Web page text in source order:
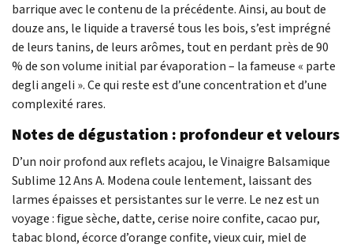
barrique avec le contenu de la précédente. Ainsi, au bout de
douze ans, le liquide a traversé tous les bois, s’est imprégné
de leurs tanins, de leurs arômes, tout en perdant près de 90
% de son volume initial par évaporation – la fameuse « parte
degli angeli ». Ce qui reste est d’une concentration et d’une
complexité rares.
Notes de dégustation : profondeur et velours
D’un noir profond aux reflets acajou, le Vinaigre Balsamique
Sublime 12 Ans A. Modena coule lentement, laissant des
larmes épaisses et persistantes sur le verre. Le nez est un
voyage : figue sèche, datte, cerise noire confite, cacao pur,
tabac blond, écorce d’orange confite, vieux cuir, miel de